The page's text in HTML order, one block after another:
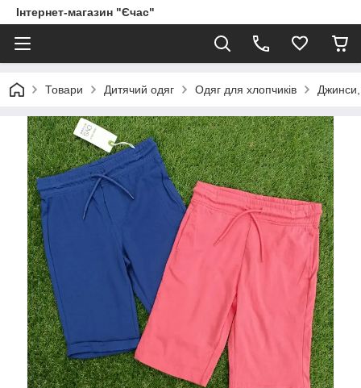
Інтернет-магазин "Єчас"
Товари Дитячий одяг Одяг для хлопчиків